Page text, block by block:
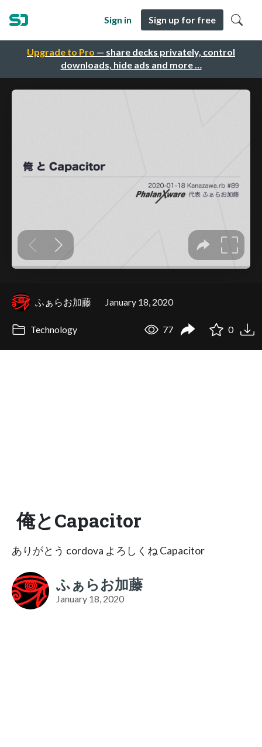
Upgrade to Pro — share decks privately, control
downloads, hide ads and more …
Sign in Sign up for free
ふぁらお加藤 January 18, 2020
Technology 77 0
俺とCapacitor
ありがとう cordova よろしくね Capacitor
ふぁらお加藤
January 18, 2020